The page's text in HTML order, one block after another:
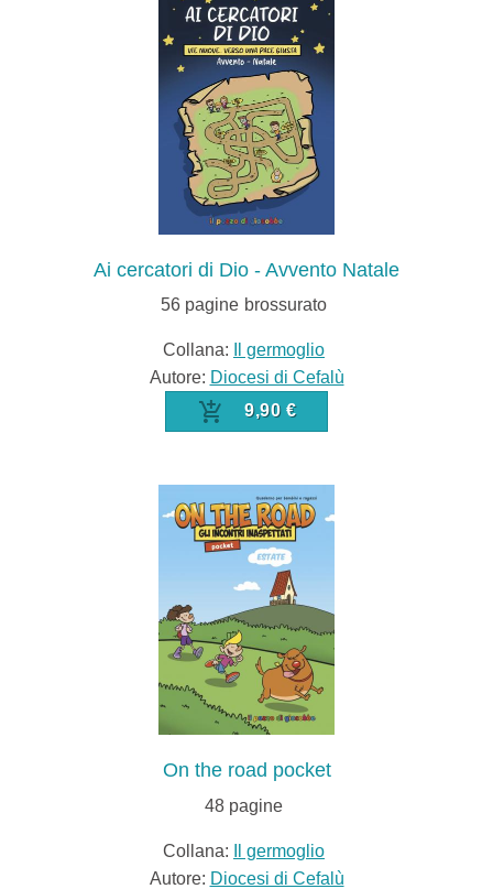
Ai cercatori di Dio - Avvento Natale
56 pagine brossurato
Collana:
Il germoglio
Autore: Diocesi di Cefalù
9,90 €
On the road pocket
48 pagine
Collana:
Il germoglio
Autore: Diocesi di Cefalù